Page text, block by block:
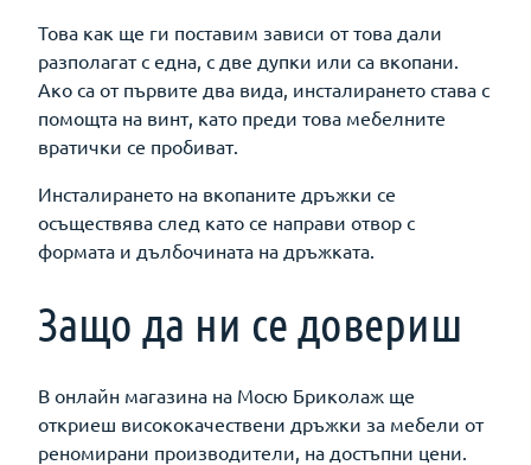
Това как ще ги поставим зависи от това дали
разполагат с една, с две дупки или са вкопани.
Ако са от първите два вида, инсталирането става с
помощта на винт, като преди това мебелните
вратички се пробиват.
Инсталирането на вкопаните дръжки се
осъществява след като се направи отвор с
формата и дълбочината на дръжката.
Защо да ни се довериш
В онлайн магазина на Мосю Бриколаж ще
откриеш висококачествени дръжки за мебели от
реномирани производители, на достъпни цени.